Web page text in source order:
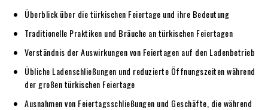
Überblick über die türkischen Feiertage und ihre Bedeutung
Traditionelle Praktiken und Bräuche an türkischen Feiertagen
Verständnis der Auswirkungen von Feiertagen auf den Ladenbetrieb
Übliche Ladenschließungen und reduzierte Öffnungszeiten während
der großen türkischen Feiertage
Ausnahmen von Feiertagsschließungen und Geschäfte, die während